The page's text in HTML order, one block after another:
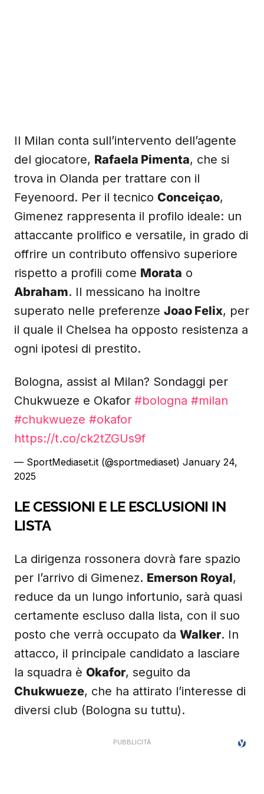
Il Milan conta sull’intervento dell’agente
del giocatore, Rafaela Pimenta, che si
trova in Olanda per trattare con il
Feyenoord. Per il tecnico Conceiçao,
Gimenez rappresenta il profilo ideale: un
attaccante prolifico e versatile, in grado di
offrire un contributo offensivo superiore
rispetto a profili come Morata o
Abraham. Il messicano ha inoltre
superato nelle preferenze Joao Felix, per
il quale il Chelsea ha opposto resistenza a
ogni ipotesi di prestito.
Bologna, assist al Milan? Sondaggi per
Chukwueze e Okafor #bologna #milan
#chukwueze #okafor
https://t.co/ck2tZGUs9f
— SportMediaset.it (@sportmediaset) January 24,
2025
LE CESSIONI E LE ESCLUSIONI IN
LISTA
La dirigenza rossonera dovrà fare spazio
per l’arrivo di Gimenez. Emerson Royal,
reduce da un lungo infortunio, sarà quasi
certamente escluso dalla lista, con il suo
posto che verrà occupato da Walker. In
attacco, il principale candidato a lasciare
la squadra è Okafor, seguito da
Chukwueze, che ha attirato l’interesse di
diversi club (Bologna su tuttu).